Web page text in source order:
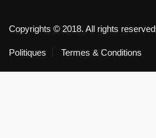
Copyrights © 2018. All rights reserved
Politiques Termes & Conditions